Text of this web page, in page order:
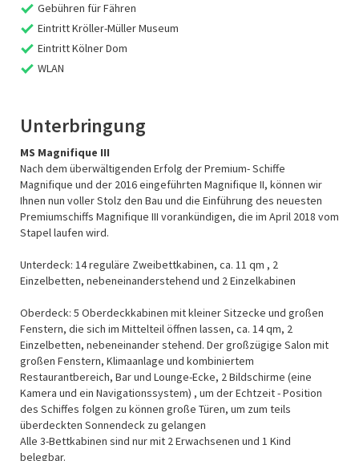
Gebühren für Fähren
Eintritt Kröller-Müller Museum
Eintritt Kölner Dom
WLAN
Unterbringung
MS Magnifique III
Nach dem überwältigenden Erfolg der Premium- Schiffe
Magnifique und der 2016 eingeführten Magnifique II, können wir
Ihnen nun voller Stolz den Bau und die Einführung des neuesten
Premiumschiffs Magnifique III vorankündigen, die im April 2018 vom
Stapel laufen wird.
Unterdeck: 14 reguläre Zweibettkabinen, ca. 11 qm , 2
Einzelbetten, nebeneinanderstehend und 2 Einzelkabinen
Oberdeck: 5 Oberdeckkabinen mit kleiner Sitzecke und großen
Fenstern, die sich im Mittelteil öffnen lassen, ca. 14 qm, 2
Einzelbetten, nebeneinander stehend. Der großzügige Salon mit
großen Fenstern, Klimaanlage und kombiniertem
Restaurantbereich, Bar und Lounge-Ecke, 2 Bildschirme (eine
Kamera und ein Navigationssystem) , um der Echtzeit - Position
des Schiffes folgen zu können große Türen, um zum teils
überdeckten Sonnendeck zu gelangen
Alle 3-Bettkabinen sind nur mit 2 Erwachsenen und 1 Kind
belegbar.